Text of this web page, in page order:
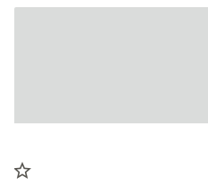
star_border